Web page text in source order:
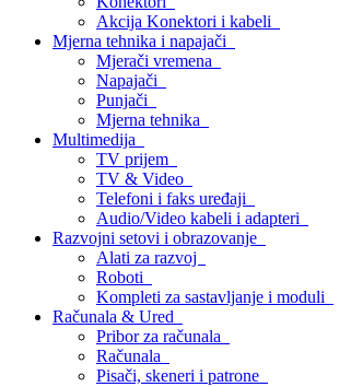
Akcija Konektori i kabeli
Mjerna tehnika i napajači
Mjerači vremena
Napajači
Punjači
Mjerna tehnika
Multimedija
TV prijem
TV & Video
Telefoni i faks uređaji
Audio/Video kabeli i adapteri
Razvojni setovi i obrazovanje
Alati za razvoj
Roboti
Kompleti za sastavljanje i moduli
Računala & Ured
Pribor za računala
Računala
Pisači, skeneri i patrone